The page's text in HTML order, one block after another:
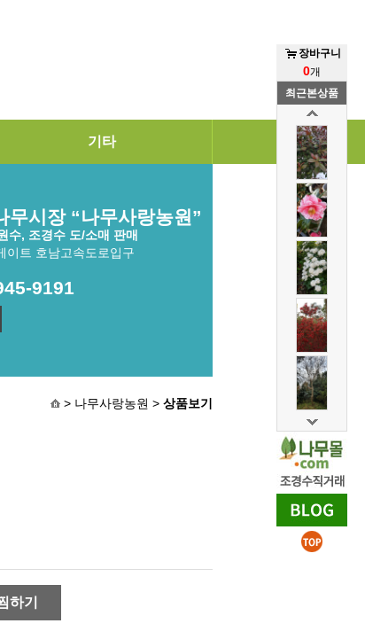
기타
무시장 “나무사랑농원”
수, 조경수 도/소매 판매
이트 호남고속도로입구
9191
> 나무사랑농원 > 상품보기
하기
장바구니
0개
최근본상품